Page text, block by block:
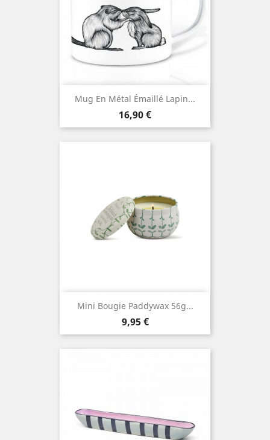
Mug En Métal Émaillé Lapin...
Prix
16,90 €
Mini Bougie Paddywax 56g...
Prix
9,95 €